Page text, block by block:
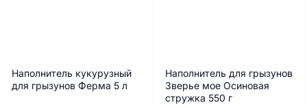
Наполнитель кукурузный
для грызунов Ферма 5 л
Наполнитель для грызунов
Зверье мое Осиновая
стружка 550 г